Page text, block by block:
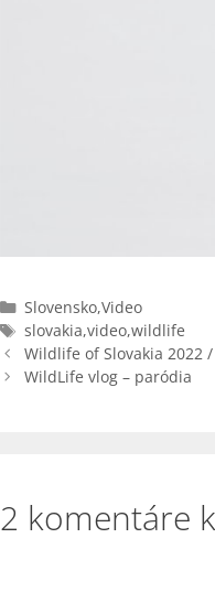
Kategórie
Slovensko,Video
Značky
slovakia,video,wildlife
Wildlife of Slovakia 2022
WildLife vlog – paródia
2 komentáre